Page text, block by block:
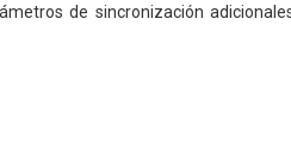
de sincronización